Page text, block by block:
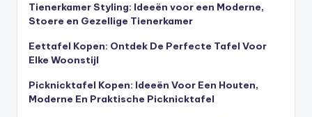
Tienerkamer Styling: Ideeën voor een Moderne,
Stoere en Gezellige Tienerkamer
Eettafel Kopen: Ontdek De Perfecte Tafel Voor
Elke Woonstijl
Picknicktafel Kopen: Ideeën Voor Een Houten,
Moderne En Praktische Picknicktafel